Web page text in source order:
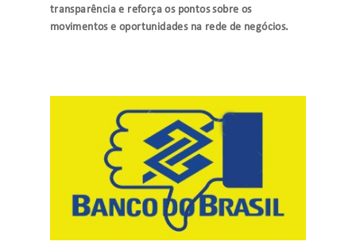
transparência e reforça os pontos sobre os
movimentos e oportunidades na rede de negócios.